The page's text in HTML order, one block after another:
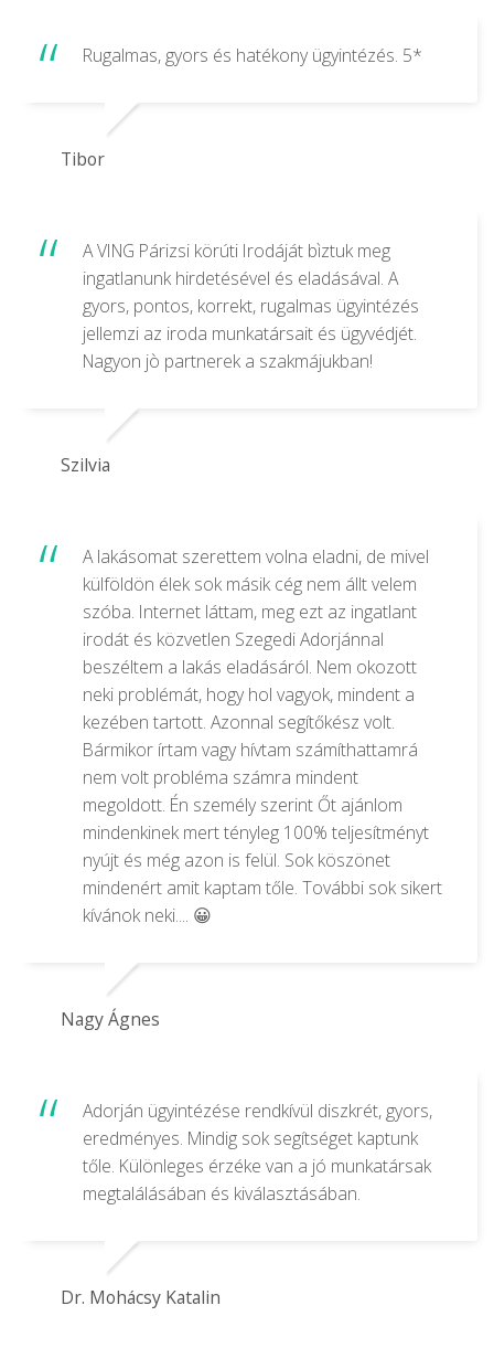
Rugalmas, gyors és hatékony ügyintézés. 5*
Tibor
A VING Párizsi körúti Irodáját bìztuk meg
ingatlanunk hirdetésével és eladásával. A
gyors, pontos, korrekt, rugalmas ügyintézés
jellemzi az iroda munkatársait és ügyvédjét.
Nagyon jò partnerek a szakmájukban!
Szilvia
A lakásomat szerettem volna eladni, de mivel
külföldön élek sok másik cég nem állt velem
szóba. Internet láttam, meg ezt az ingatlant
irodát és közvetlen Szegedi Adorjánnal
beszéltem a lakás eladásáról. Nem okozott
neki problémát, hogy hol vagyok, mindent a
kezében tartott. Azonnal segítőkész volt.
Bármikor írtam vagy hívtam számíthattamrá
nem volt probléma számra mindent
megoldott. Én személy szerint Őt ajánlom
mindenkinek mert tényleg 100% teljesítményt
nyújt és még azon is felül. Sok köszönet
mindenért amit kaptam tőle. További sok sikert
kívánok neki.... 😀
Nagy Ágnes
Adorján ügyintézése rendkívül diszkrét, gyors,
eredményes. Mindig sok segítséget kaptunk
tőle. Különleges érzéke van a jó munkatársak
megtalálásában és kiválasztásában.
Dr. Mohácsy Katalin